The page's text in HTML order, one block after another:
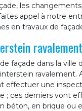
les
appel à notre
en travaux de
ravalement
façade dans la ville
effectuer une
; ces derniers vont
béton, en brique ou